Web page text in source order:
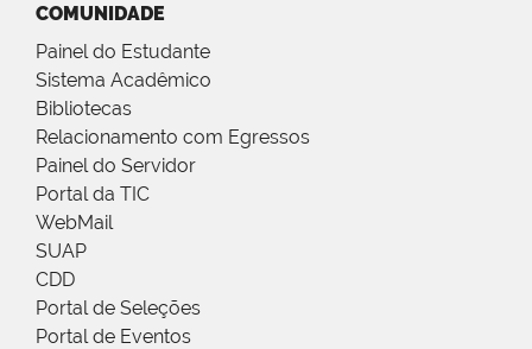
COMUNIDADE
Painel do Estudante
Sistema Acadêmico
Bibliotecas
Relacionamento com Egressos
Painel do Servidor
Portal da TIC
WebMail
SUAP
CDD
Portal de Seleções
Portal de Eventos